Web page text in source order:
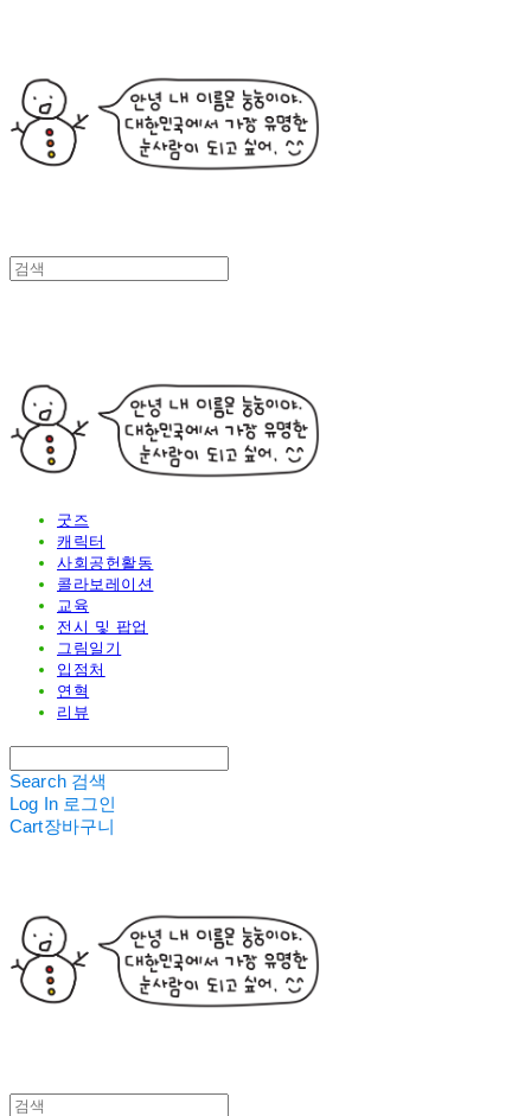
굿즈
캐릭터
사회공헌활동
콜라보레이션
교육
전시 및 팝업
그림일기
입점처
연혁
리뷰
Search 검색
Log In 로그인
Cart장바구니